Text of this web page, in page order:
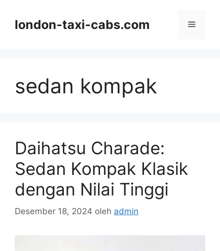
london-taxi-cabs.com Menu
sedan kompak
Daihatsu Charade:
Sedan Kompak Klasik
dengan Nilai Tinggi
Desember 18, 2024 oleh admin